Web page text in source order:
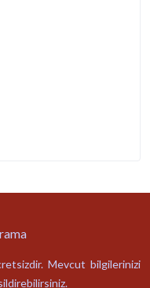
Mevcut bilgilerinizi